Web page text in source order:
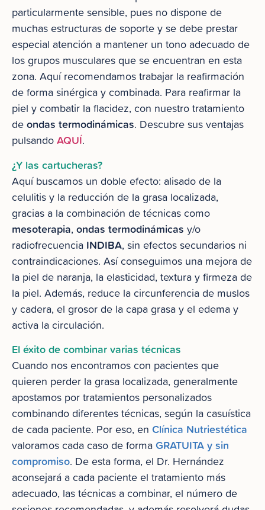
particularmente sensible, pues no dispone de
muchas estructuras de soporte y se debe prestar
especial atención a mantener un tono adecuado de
los grupos musculares que se encuentran en esta
zona. Aquí recomendamos trabajar la reafirmación
de forma sinérgica y combinada. Para reafirmar la
piel y combatir la flacidez, con nuestro tratamiento
de ondas termodinámicas. Descubre sus ventajas
pulsando AQUÍ.
¿Y las cartucheras?
Aquí buscamos un doble efecto: alisado de la
celulitis y la reducción de la grasa localizada,
gracias a la combinación de técnicas como
mesoterapia, ondas termodinámicas y/o
radiofrecuencia INDIBA, sin efectos secundarios ni
contraindicaciones. Así conseguimos una mejora de
la piel de naranja, la elasticidad, textura y firmeza de
la piel. Además, reduce la circunferencia de muslos
y cadera, el grosor de la capa grasa y el edema y
activa la circulación.
El éxito de combinar varias técnicas
Cuando nos encontramos con pacientes que
quieren perder la grasa localizada, generalmente
apostamos por tratamientos personalizados
combinando diferentes técnicas, según la casuística
de cada paciente. Por eso, en Clínica Nutriestética
valoramos cada caso de forma GRATUITA y sin
compromiso. De esta forma, el Dr. Hernández
aconsejará a cada paciente el tratamiento más
adecuado, las técnicas a combinar, el número de